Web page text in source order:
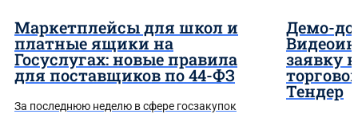
Маркетплейсы для школ и
платные ящики на
Госуслугах: новые правила
для поставщиков по 44-ФЗ
За последнюю неделю в сфере госзакупок
Демо-
заявку
Тендер